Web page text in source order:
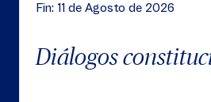
Fin: 11 de Agosto de 2026
Diálogos